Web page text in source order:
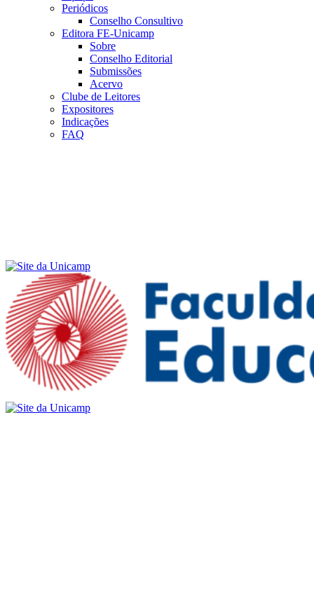
Periódicos
Conselho Consultivo
Editora FE-Unicamp
Sobre
Conselho Editorial
Submissões
Acervo
Clube de Leitores
Expositores
Indicações
FAQ